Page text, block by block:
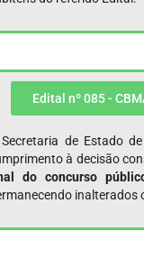
de Estado
à decisão
do concurso
inalterados
Edital nº 085 -